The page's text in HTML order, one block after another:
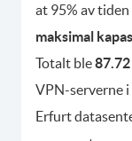
at 95% av
maksimal
Totalt ble
VPN-serverne
Erfurt